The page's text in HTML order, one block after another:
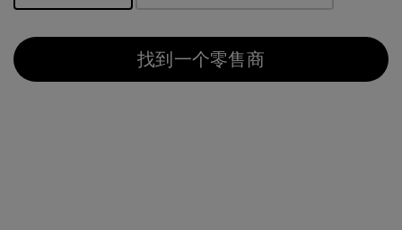
找到一个零售商